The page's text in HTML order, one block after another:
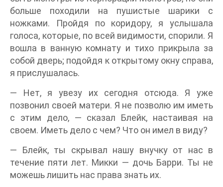
больше походили на пушистые шарики с
ножками. Пройдя по коридору, я услышала
голоса, которые, по всей видимости, спорили. Я
вошла в ванную комнату и тихо прикрыла за
собой дверь; подойдя к открытому окну справа,
я прислушалась.
— Нет, я увезу их сегодня отсюда. Я уже
позвонил своей матери. Я не позволю им иметь
с этим дело, — сказал Блейк, настаивая на
своем. Иметь дело с чем? Что он имел в виду?
— Блейк, ты скрывал нашу внучку от нас в
течение пяти лет. Микки — дочь Барри. Ты не
можешь лишить нас права знать их.